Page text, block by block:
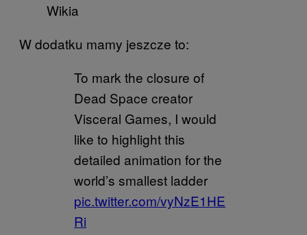
Wikia
W dodatku mamy jeszcze to:
To mark the closure of
Dead Space creator
Visceral Games, I would
like to highlight this
detailed animation for the
world’s smallest ladder
pic.twitter.com/vyNzE1HE
Ri